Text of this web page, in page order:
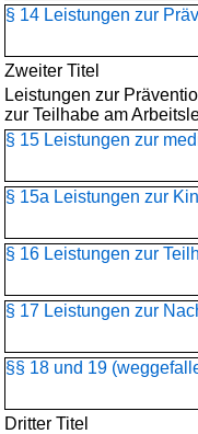
§ 14 Leistungen zur
Zweiter Titel
Leistungen zur
zur Teilhabe am
§ 15 Leistungen zur
§ 15a Leistungen zur
§ 16 Leistungen zur
§ 17 Leistungen zur
§§ 18 und 19
Dritter Titel